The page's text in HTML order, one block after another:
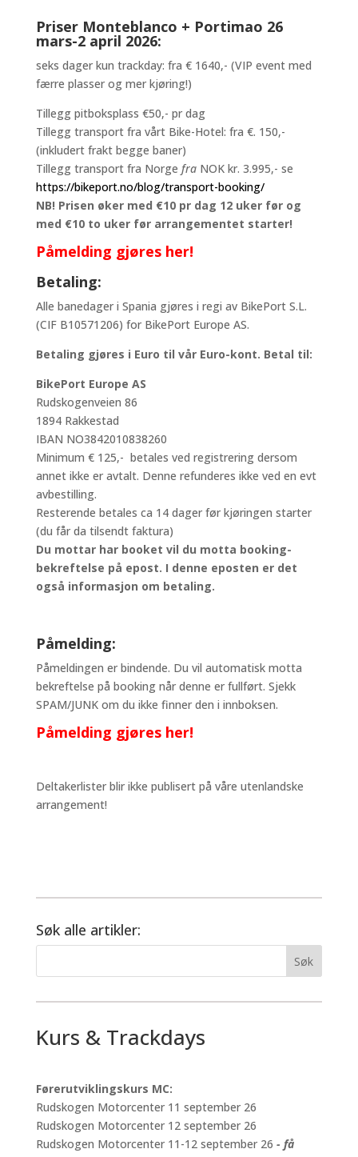
Priser Monteblanco + Portimao 26
mars-2 april 2026:
seks dager kun trackday: fra € 1640,- (VIP event med
færre plasser og mer kjøring!)
Tillegg pitboksplass €50,- pr dag
Tillegg transport fra vårt Bike-Hotel: fra €. 150,-
(inkludert frakt begge baner)
Tillegg transport fra Norge fraNOK kr. 3.995,- se
https://bikeport.no/blog/transport-booking/
NB! Prisen øker med €10 pr dag 12 uker før og
med €10 to uker før arrangementet starter!
Påmelding gjøres her!
Betaling:
Alle banedager i Spania gjøres i regi av BikePort S.L.
(CIF B10571206) for BikePort Europe AS.
Betaling gjøres i Euro til vår Euro-kont. Betal til:
BikePort Europe AS
Rudskogenveien 86
1894 Rakkestad
IBAN NO3842010838260
Minimum € 125,- betales ved registrering dersom
annet ikke er avtalt. Denne refunderes ikke ved en evt
avbestilling.
Resterende betales ca 14 dager før kjøringen starter
(du får da tilsendt faktura)
Du mottar har booket vil du motta booking-
bekreftelse på epost. I denne eposten er det
også informasjon om betaling.
Påmelding:
Påmeldingen er bindende. Du vil automatisk motta
bekreftelse på booking når denne er fullført. Sjekk
SPAM/JUNK om du ikke finner den i innboksen.
Påmelding gjøres her!
Deltakerlister blir ikke publisert på våre utenlandske
arrangement!
Søk alle artikler:
Kurs & Trackdays
Førerutviklingskurs MC:
Rudskogen Motorcenter 11 september 26
Rudskogen Motorcenter 12 september 26
Rudskogen Motorcenter 11-12 september 26 - få